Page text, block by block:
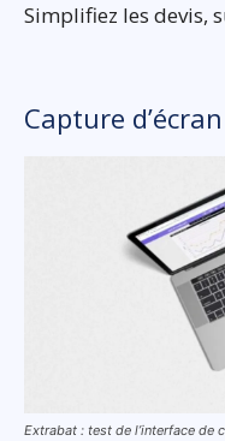
Simplifiez les devis,
Capture
Extrabat : test de l’interface de